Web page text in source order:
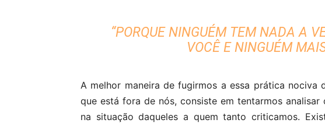
“PORQUE NINGUÉM TEM NADA A
VOCÊ E NINGUÉM
A melhor maneira de fugirmos a essa prática nociva
que está fora de nós, consiste em tentarmos
na situação daqueles a quem tanto criticamos.